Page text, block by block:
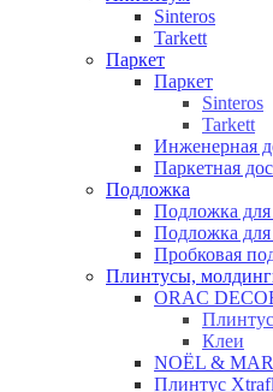
Sinteros
Tarkett
Паркет
Паркет
Sinteros
Tarkett
Инженерная
Паркетная
Подложка
Подложка
Подложка для
Пробковая
Плинтусы,
ORAC
Плинтус
Клеи
NOЁL &
Плинтус